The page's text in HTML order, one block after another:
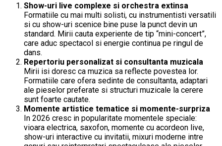
Show-uri live complexe si orchestra extinsa
Formatiile cu mai multi solisti, cu instrumentisti versatili
si cu show-uri scenice bine puse la punct devin un
standard. Mirii cauta experiente de tip “mini-concert”,
care aduc spectacol si energie continua pe ringul de
dans.
Repertoriu personalizat si consultanta muzicala
Mirii isi doresc ca muzica sa reflecte povestea lor.
Formatiile care ofera sedinte de consultanta, adaptari
ale pieselor preferate si structuri muzicale la cerere
sunt foarte cautate.
Momente artistice tematice si momente-surpriza
In 2026 cresc in popularitate momentele speciale:
vioara electrica, saxofon, momente cu acordeon live,
show-uri interactive cu invitatii, mixuri moderne intre